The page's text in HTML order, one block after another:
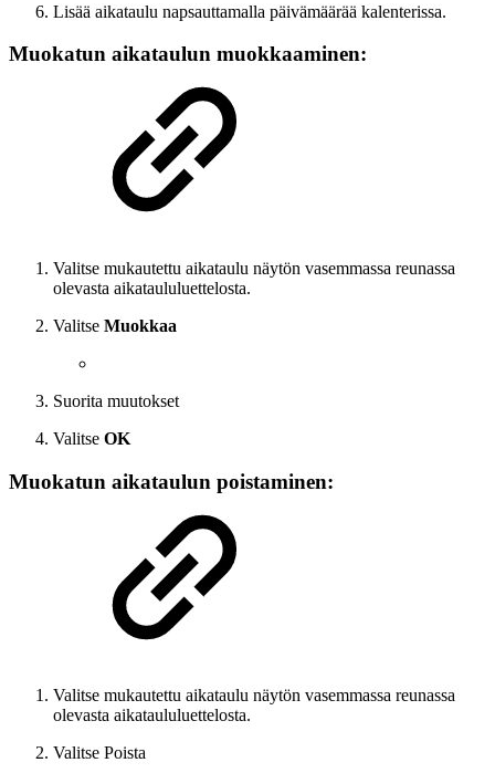
Lisää aikataulu napsauttamalla päivämäärää kalenterissa.
Muokatun aikataulun muokkaaminen:
Valitse mukautettu aikataulu näytön vasemmassa reunassa
olevasta aikataululuettelosta.
Valitse Muokkaa
Suorita muutokset
Valitse OK
Muokatun aikataulun poistaminen:
Valitse mukautettu aikataulu näytön vasemmassa reunassa
olevasta aikataululuettelosta.
Valitse Poista